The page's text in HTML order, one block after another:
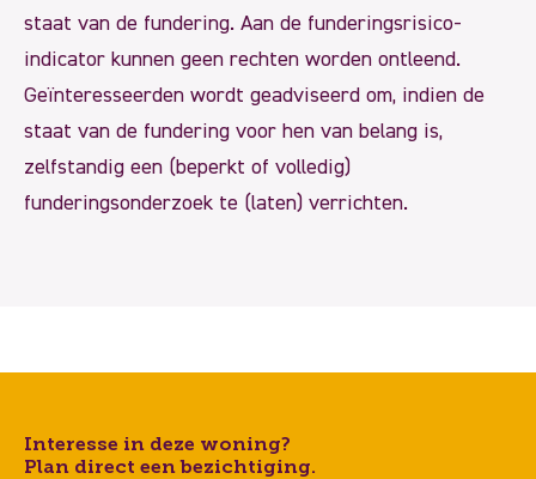
staat van de fundering. Aan de funderingsrisico-
indicator kunnen geen rechten worden ontleend.
Geïnteresseerden wordt geadviseerd om, indien de
staat van de fundering voor hen van belang is,
zelfstandig een (beperkt of volledig)
funderingsonderzoek te (laten) verrichten.
Interesse in deze woning?
Plan direct een bezichtiging.